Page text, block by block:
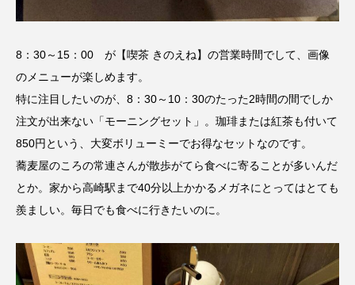
8：30～15：00 が【喫茶 きのえね】の営業時間でして、画像
のメニューが楽しめます。
特に注目したいのが、8：30～10：30のたった2時間の間でしか
注文が出来ない「モーニングセット」。珈琲または紅茶も付いて
850円という、大変ボリューミーでお得なセットなのです。
蕎麦屋のころの常連さんが散歩がてら食べに寄ることが多いんだ
とか。家から高崎駅まで40分以上かかるメガネにとってはとても
羨ましい。毎日でも食べに行きたいのに。